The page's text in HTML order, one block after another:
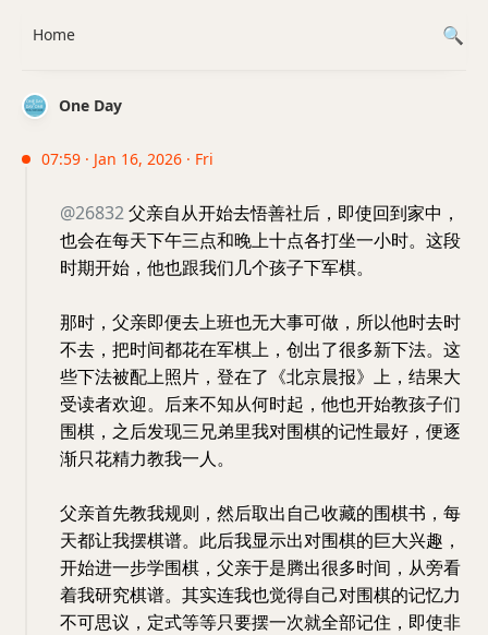
One Day
07:59 · Jan 16, 2026 · Fri
@26832父亲自从开始去悟善社后，即使回到家中，
也会在每天下午三点和晚上十点各打坐一小时。这段
时期开始，他也跟我们几个孩子下军棋。
那时，父亲即便去上班也无大事可做，所以他时去时
不去，把时间都花在军棋上，创出了很多新下法。这
些下法被配上照片，登在了《北京晨报》上，结果大
受读者欢迎。后来不知从何时起，他也开始教孩子们
围棋，之后发现三兄弟里我对围棋的记性最好，便逐
渐只花精力教我一人。
父亲首先教我规则，然后取出自己收藏的围棋书，每
天都让我摆棋谱。此后我显示出对围棋的巨大兴趣，
开始进一步学围棋，父亲于是腾出很多时间，从旁看
着我研究棋谱。其实连我也觉得自己对围棋的记忆力
不可思议，定式等等只要摆一次就全部记住，即使非
Home